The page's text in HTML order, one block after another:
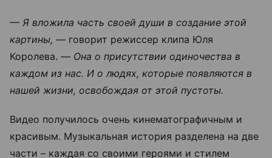
— Я вложила часть своей души в создание этой
картины, — говорит режиссер клипа Юля
Королева. — Она о присутствии одиночества в
каждом из нас. И о людях, которые появляются в
нашей жизни, освобождая от этой пустоты.
Видео получилось очень кинематографичным и
красивым. Музыкальная история разделена на две
части – каждая со своими героями и стилем